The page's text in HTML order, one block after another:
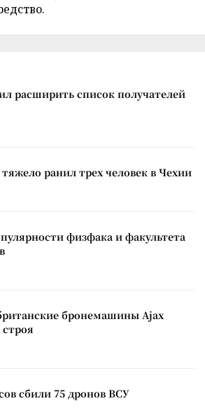
расширить список получателей
ранил трех человек в Чехии
физфака и факультета
бронемашины Ajax
сбили 75 дронов ВСУ